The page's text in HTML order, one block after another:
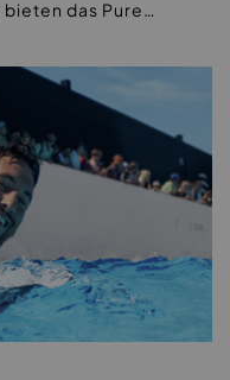
das Pure…